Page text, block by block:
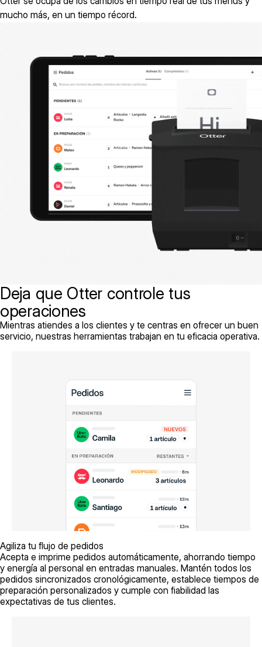
mucho más, en un tiempo récord.
Deja que Otter controle tus
operaciones
Mientras atiendes a los clientes y te centras en ofrecer un buen
servicio, nuestras herramientas trabajan en tu eficacia operativa.
Agiliza tu flujo de pedidos
Acepta e imprime pedidos automáticamente, ahorrando tiempo
y energía al personal en entradas manuales. Mantén todos los
pedidos sincronizados cronológicamente, establece tiempos de
preparación personalizados y cumple con fiabilidad las
expectativas de tus clientes.